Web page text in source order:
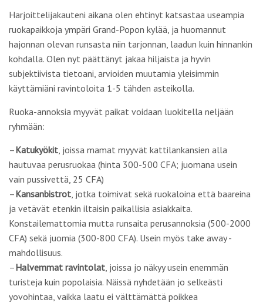
Harjoittelijakauteni aikana olen ehtinyt katsastaa useampia
ruokapaikkoja ympäri Grand-Popon kylää, ja huomannut
hajonnan olevan runsasta niin tarjonnan, laadun kuin hinnankin
kohdalla. Olen nyt päättänyt jakaa hiljaista ja hyvin
subjektiivista tietoani, arvioiden muutamia yleisimmin
käyttämiäni ravintoloita 1-5 tähden asteikolla.
Ruoka-annoksia myyvät paikat voidaan luokitella neljään
ryhmään:
–Katukyökit, joissa mamat myyvät kattilankansien alla
hautuvaa perusruokaa (hinta 300-500 CFA; juomana usein
vain pussivettä, 25 CFA)
–Kansanbistrot, jotka toimivat sekä ruokaloina että baareina
ja vetävät etenkin iltaisin paikallisia asiakkaita.
Konstailemattomia mutta runsaita perusannoksia (500-2000
CFA) sekä juomia (300-800 CFA). Usein myös take away -
mahdollisuus.
–Halvemmat ravintolat, joissa jo näkyy usein enemmän
turisteja kuin popolaisia. Näissä nyhdetään jo selkeästi
yovohintaa, vaikka laatu ei välttämättä poikkea